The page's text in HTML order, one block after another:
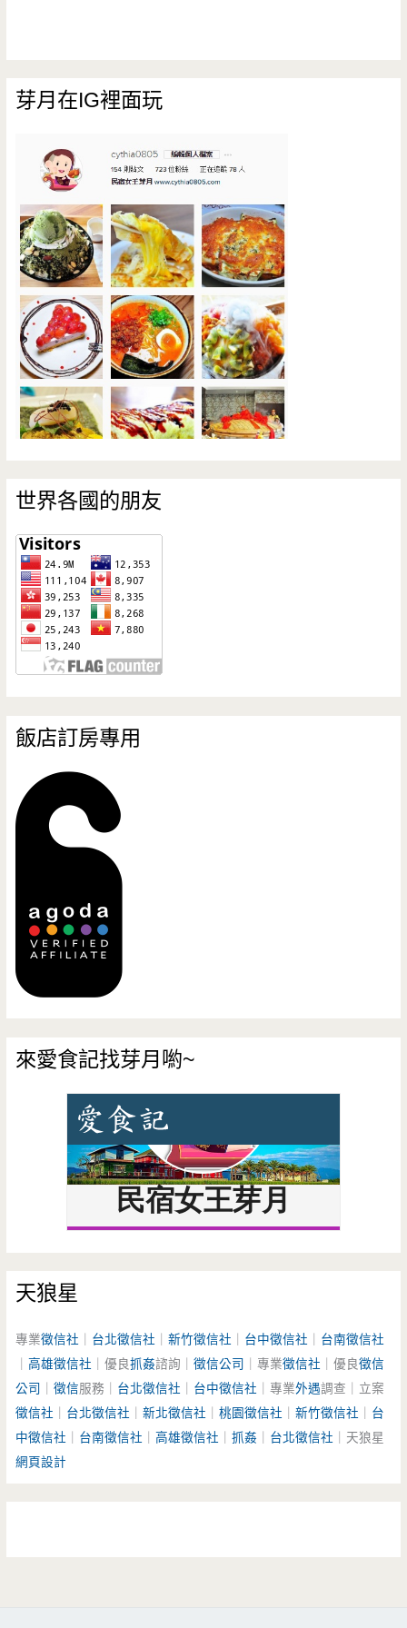
芽月在IG裡面玩
世界各國的朋友
飯店訂房專用
來愛食記找芽月喲~
天狼星
專業徵信社 台北徵信社 ｜新竹徵信社 台中徵信社
台南徵信社
｜高雄徵信社 ｜優良抓姦諮詢｜徵信公司 ｜專業徵信社 ｜優良徵信
公司 ｜徵信服務｜ 台北徵信社 台中徵信社 ｜專業外遇調查｜立案
徵信社
台北徵信社 ｜新北徵信社 ｜桃園徵信社 ｜新竹徵信社
台
中徵信社
台南徵信社 ｜高雄徵信社 ｜抓姦 台北徵信社 ｜天狼星
網頁設計